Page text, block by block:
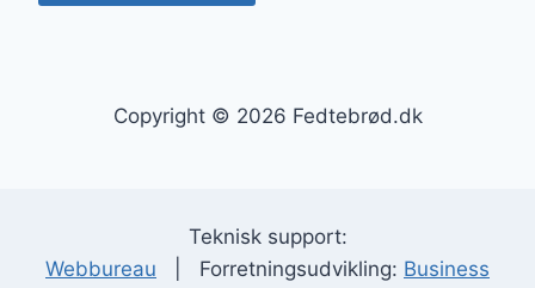
Copyright © 2026 Fedtebrød.dk
Teknisk support:
Webbureau | Forretningsudvikling: Business